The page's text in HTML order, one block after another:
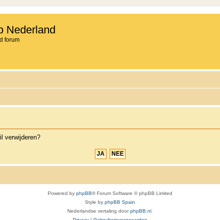
Nederland
forum
verwijderen?
Powered by phpBB® Forum Software © phpBB Limited
Style by phpBB Spain
Nederlandse vertaling doorphpBB.nl